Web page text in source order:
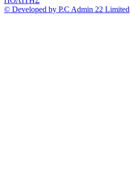
© Developed by P.C Admin 22 Limited